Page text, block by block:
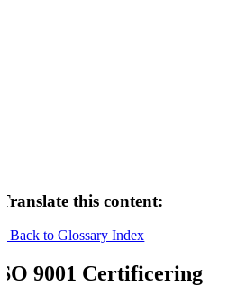
Translate this content:
« Back to Glossary Index
9001 Certificering